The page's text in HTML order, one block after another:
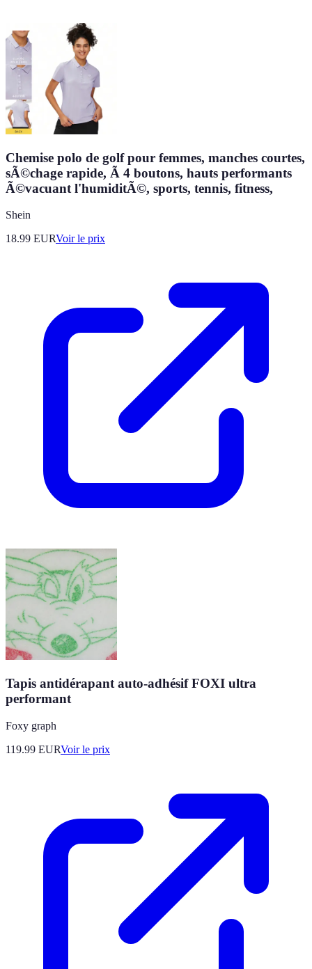
Chemise polo de golf pour femmes, manches courtes,
sÃ©chage rapide, Ã 4 boutons, hauts performants
Ã©vacuant l'humiditÃ©, sports, tennis, fitness,
Shein
18.99 EURVoir le prix
Tapis antidérapant auto-adhésif FOXI ultra
performant
Foxy graph
119.99 EURVoir le prix